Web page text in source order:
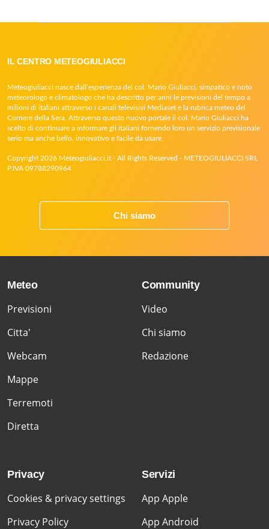
IL CENTRO METEOGIULIACCI
Meteogiuliacci nasce dall’esperienza del col. Mario Giuliacci, simpatico e noto
meteorologo e climatologo che ha descritto per anni le previsioni del tempo a
milioni di italiani attraverso i canali televisivi Mediaset e la rubrica meteo del
Corriere della Sera. Attraverso questo nuovo portale il col. Mario Giuliacci ha
scelto di continuare a informare gli italiani fornendo loro un servizio previsionale
serio ma anche bello, innovativo e facile da usare.
Copyright 2026 Meteogiuliacci.it - All Rights Reserved - METEOGIULIACCI SRL
P.IVA 09788290964
Chi siamo
Meteo
Previsioni
Citta'
Webcam
Mappe
Terremoti
Diretta
Community
Video
Chi siamo
Redazione
Privacy
Cookies & privacy settings
Privacy Policy
Servizi
App Apple
App Android